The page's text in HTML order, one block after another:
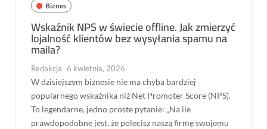
Biznes
Wskaźnik NPS w świecie offline. Jak zmierzyć
lojalność klientów bez wysyłania spamu na
maila?
Redakcja 6 kwietnia, 2026
W dzisiejszym biznesie nie ma chyba bardziej
popularnego wskaźnika niż Net Promoter Score (NPS).
To legendarne, jedno proste pytanie: „Na ile
prawdopodobne jest, że polecisz naszą firmę swojemu